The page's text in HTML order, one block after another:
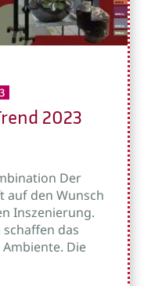
2023
Der
auf den Wunsch
Inszenierung.
das
Die